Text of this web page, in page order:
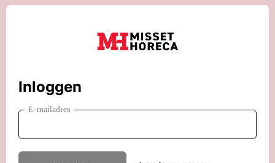
Inloggen
E-mailadres